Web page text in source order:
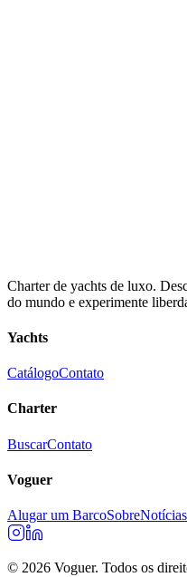
Charter de yachts de luxo.
do mundo e experimente
Yachts
CatálogoContato
Charter
BuscarContato
Voguer
Alugar um BarcoSobreNotícias
© 2026 Voguer. Todos os